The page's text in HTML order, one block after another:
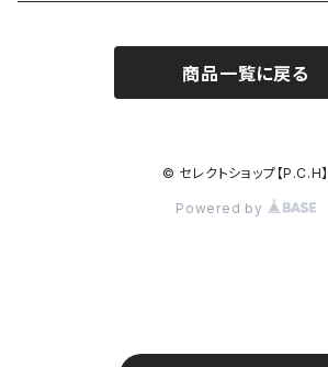
商品一覧に戻る
© セレクトショップ【P.C.H】
Powered by